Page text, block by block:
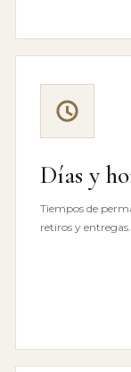
Días y
Tiempos de
retiros y entregas.